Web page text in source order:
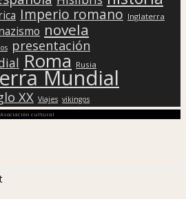
Imperio romano Inglaterra
novela
presentación
Roma Rusia
Mundial
XX Viajes vikingos
cultural